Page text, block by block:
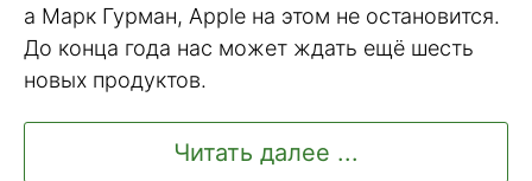
а Марк Гурман, Apple на этом не остановится.
До конца года нас может ждать ещё шесть
новых продуктов.
Читать далее ...